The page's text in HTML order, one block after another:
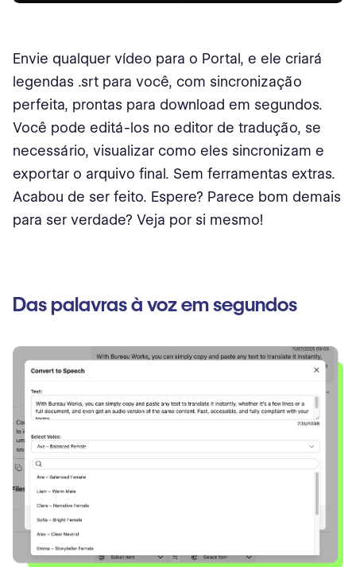
Envie qualquer vídeo para o Portal, e ele criará
legendas .srt para você, com sincronização
perfeita, prontas para download em segundos.
Você pode editá-los no editor de tradução, se
necessário, visualizar como eles sincronizam e
exportar o arquivo final. Sem ferramentas extras.
Acabou de ser feito. Espere? Parece bom demais
para ser verdade? Veja por si mesmo!
Das palavras à voz em segundos